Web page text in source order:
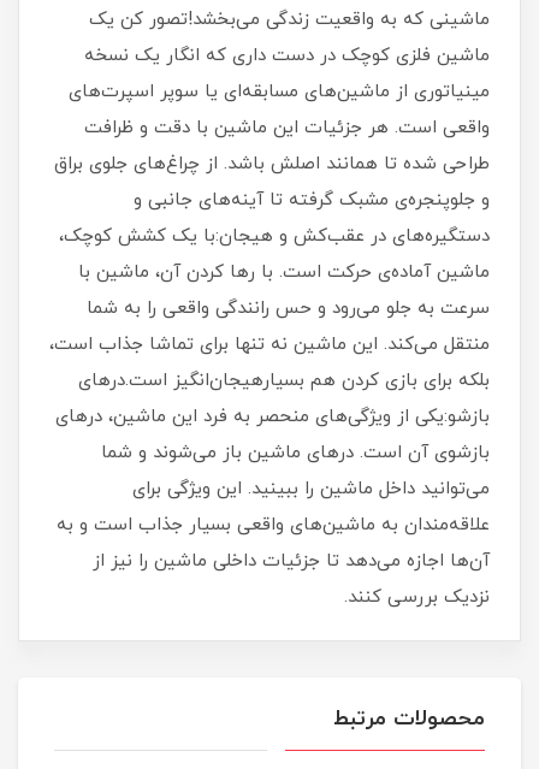
ماشینی که به واقعیت زندگی می‌بخشد!تصور کن یک
ماشین فلزی کوچک در دست داری که انگار یک نسخه
مینیاتوری از ماشین‌های مسابقه‌ای یا سوپر اسپرت‌های
واقعی است. هر جزئیات این ماشین با دقت و ظرافت
طراحی شده تا همانند اصلش باشد. از چراغ‌های جلوی براق
و جلوپنجره‌ی مشبک گرفته تا آینه‌های جانبی و
دستگیره‌های در عقب‌کش و هیجان:با یک کشش کوچک،
ماشین آماده‌ی حرکت است. با رها کردن آن، ماشین با
سرعت به جلو می‌رود و حس رانندگی واقعی را به شما
منتقل می‌کند. این ماشین نه تنها برای تماشا جذاب است،
بلکه برای بازی کردن هم بسیارهیجان‌انگیز است.درهای
بازشو:یکی از ویژگی‌های منحصر به فرد این ماشین، درهای
بازشوی آن است. درهای ماشین باز می‌شوند و شما
می‌توانید داخل ماشین را ببینید. این ویژگی برای
علاقه‌مندان به ماشین‌های واقعی بسیار جذاب است و به
آن‌ها اجازه می‌دهد تا جزئیات داخلی ماشین را نیز از
نزدیک بررسی کنند.
محصولات مرتبط